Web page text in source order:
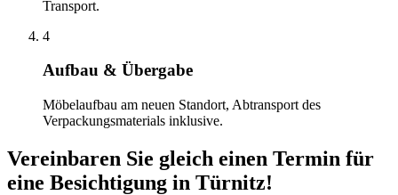
Transport.
4
Aufbau & Übergabe
Möbelaufbau am neuen Standort, Abtransport des
Verpackungsmaterials inklusive.
Vereinbaren Sie gleich einen Termin für
eine Besichtigung in Türnitz!